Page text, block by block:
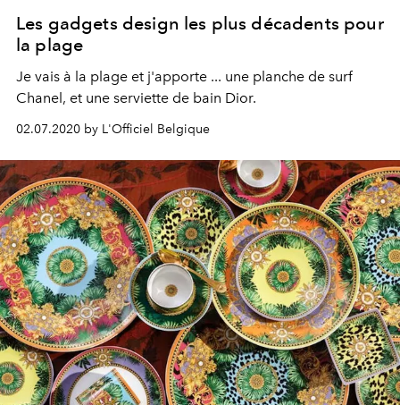
Les gadgets design les plus décadents pour
la plage
Je vais à la plage et j'apporte ... une planche de surf
Chanel, et une serviette de bain Dior.
02.07.2020 by L'Officiel Belgique